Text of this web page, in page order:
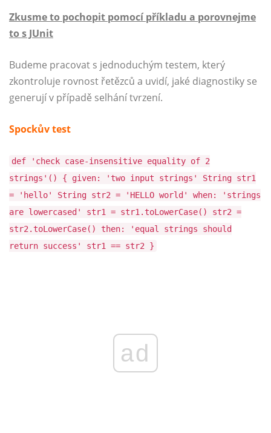
Zkusme to pochopit pomocí příkladu a porovnejme
to s JUnit
Budeme pracovat s jednoduchým testem, který
zkontroluje rovnost řetězců a uvidí, jaké diagnostiky se
generují v případě selhání tvrzení.
Spockův test
def 'check case-insensitive equality of 2
strings'() { given: 'two input strings' String str1
= 'hello' String str2 = 'HELLO world' when: 'strings
are lowercased' str1 = str1.toLowerCase() str2 =
str2.toLowerCase() then: 'equal strings should
return success' str1 == str2 }
ad